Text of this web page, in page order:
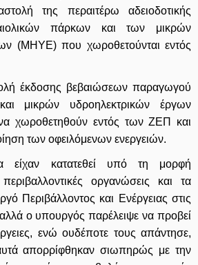
της περαιτέρω αδειοδοτικής
πάρκων και των μικρών
(ΜΗΥΕ) που χωροθετούνται εντός
έκδοσης βεβαιώσεων παραγωγού
μικρών υδροηλεκτρικών έργων
να χωροθετηθούν εντός των ΖΕΠ και
των οφειλόμενων ενεργειών.
είχαν κατατεθεί υπό τη μορφή
οργανώσεις και τα
Περιβάλλοντος και Ενέργειας στις
ο υπουργός παρέλειψε να προβεί
ενώ ουδέποτε τους απάντησε,
απορρίφθηκαν σιωπηρώς με την